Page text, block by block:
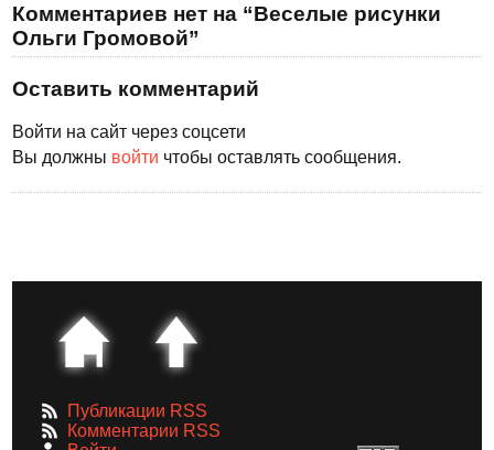
Комментариев нет на “Веселые рисунки
Ольги Громовой”
Оставить комментарий
Войти на сайт через соцсети
Вы должны войти чтобы оставлять сообщения.
Публикации RSS
Комментарии RSS